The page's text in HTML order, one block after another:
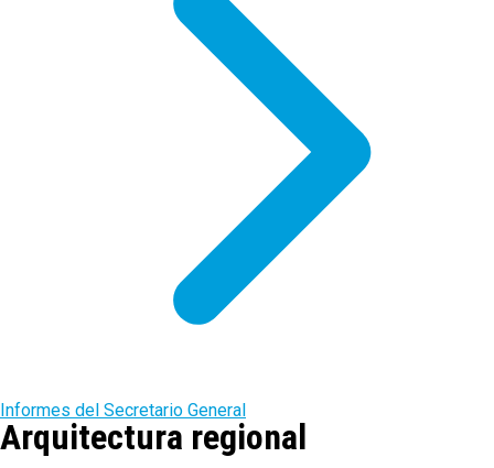
Informes del Secretario General
Arquitectura regional